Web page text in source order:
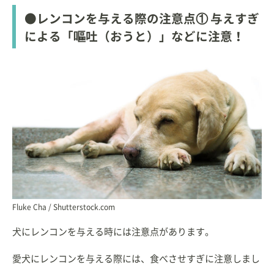
●レンコンを与える際の注意点① 与えすぎ
による「嘔吐（おうと）」などに注意！
Fluke Cha / Shutterstock.com
犬にレンコンを与える時には注意点があります。
愛犬にレンコンを与える際には、食べさせすぎに注意しまし